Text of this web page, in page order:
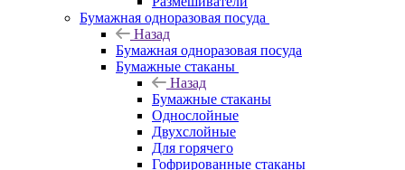
Бумажная одноразовая посуда
Назад
Бумажная одноразовая посуда
Бумажные стаканы
Назад
Бумажные стаканы
Однослойные
Двухслойные
Для горячего
Гофрированные стаканы